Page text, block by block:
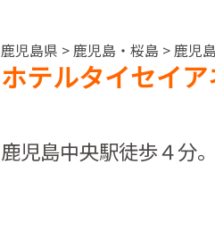
鹿児島県 > 鹿児島・桜島 > 鹿児
ホテルタイセイ
鹿児島中央駅徒歩４分